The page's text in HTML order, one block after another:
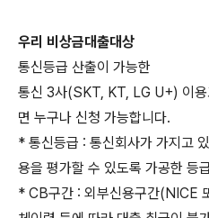
우리 비상금대출대상
통신등급 산출이 가능한
통신 3사(SKT, KT, LG U+) 이용
면 누구나 신청 가능합니다.
* 통신등급 : 통신회사가 가지고
용을 평가할 수 있도록 가공한 등
* CB구간 : 외부신용구간(NICE